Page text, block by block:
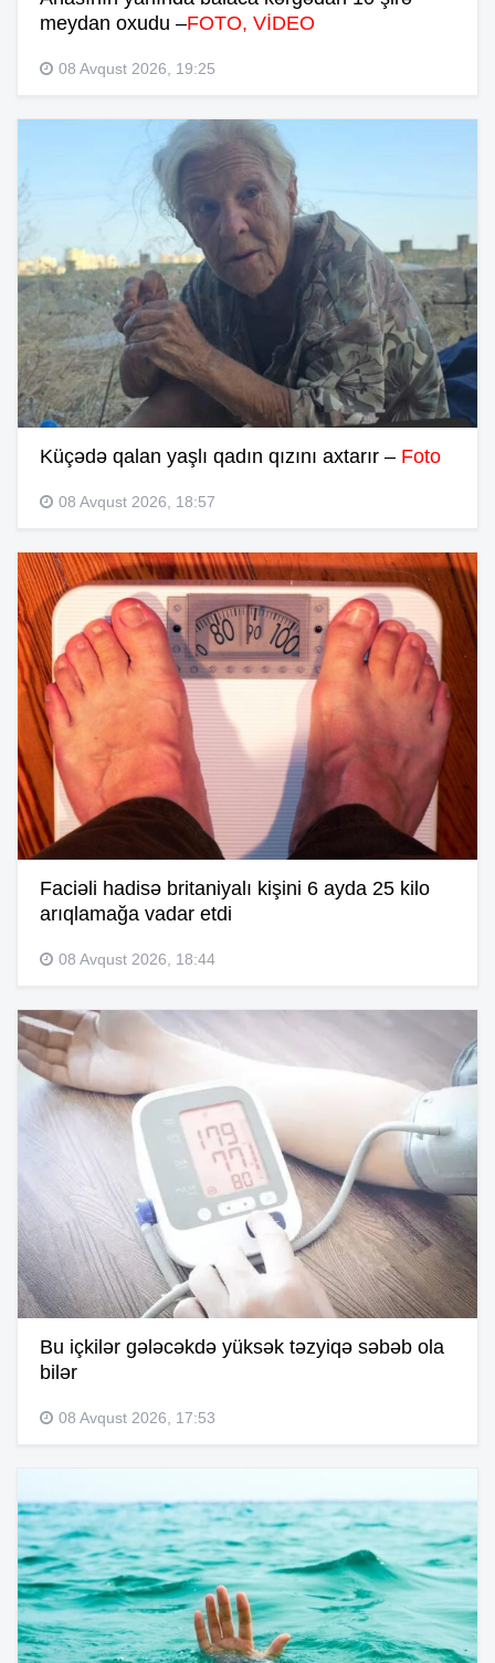
meydan oxudu –FOTO, VİDEO
08 Avqust 2026, 19:25
Küçədə qalan yaşlı qadın qızını axtarır – Foto
08 Avqust 2026, 18:57
Faciəli hadisə britaniyalı kişini 6 ayda 25 kilo
arıqlamağa vadar etdi
08 Avqust 2026, 18:44
Bu içkilər gələcəkdə yüksək təzyiqə səbəb ola
bilər
08 Avqust 2026, 17:53